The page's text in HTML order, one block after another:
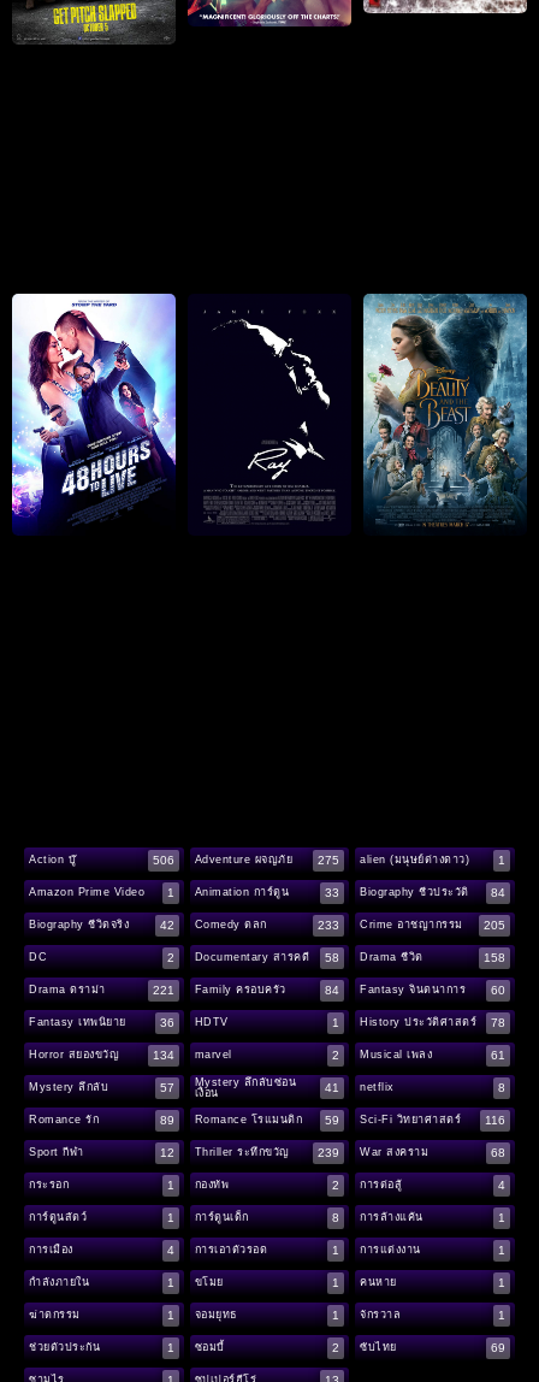
Action บู๊ 506 Adventure ผจญภัย 275 alien (มนุษย์ต่างดาว) 1
Amazon Prime Video 1 Animation การ์ตูน 33 Biography ชีวประวัติ 84
Biography ชีวิตจริง 42 Comedy ตลก 233 Crime อาชญากรรม 205
DC 2 Documentary สารคดี 58 Drama ชีวิต 158
Drama ดราม่า 221 Family ครอบครัว 84 Fantasy จินตนาการ 60
Fantasy เทพนิยาย 36 HDTV 1 History ประวัติศาสตร์ 78
Horror สยองขวัญ 134 marvel 2 Musical เพลง 61
Mystery ลึกลับ 57
Mystery ลึกลับซ่อน
เงื่อน
41 netflix 8
Romance รัก 89 Romance โรแมนติก 59 Sci-Fi วิทยาศาสตร์ 116
Sport กีฬา 12 Thriller ระทึกขวัญ 239 War สงคราม 68
กระรอก 1 กองทัพ 2 การต่อสู้ 4
การ์ตูนสัตว์ 1 การ์ตูนเด็ก 8 การล้างแค้น 1
การเมือง 4 การเอาตัวรอด 1 การแต่งงาน 1
กำลังภายใน 1 ขโมย 1 คนหาย 1
ฆ่าตกรรม 1 จอมยุทธ 1 จักรวาล 1
ช่วยตัวประกัน 1 ซอมบี้ 2 ซับไทย 69